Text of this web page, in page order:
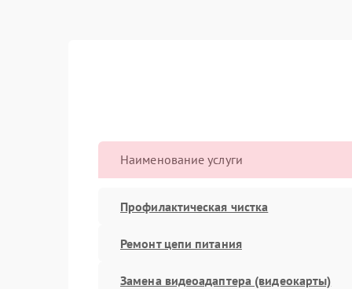
Наименование услуги
Профилактическая чистка
Ремонт цепи питания
Замена видеоадаптера (видеокарты)